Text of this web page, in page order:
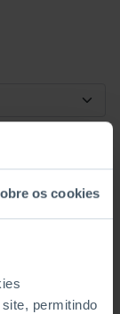
os cookies
permitindo